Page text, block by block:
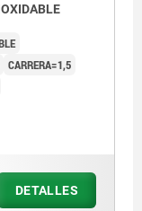
CARRERA=1,5
DETALLES